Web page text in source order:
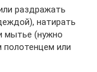
раздражать
натирать
мытье (нужно
полотенцем или